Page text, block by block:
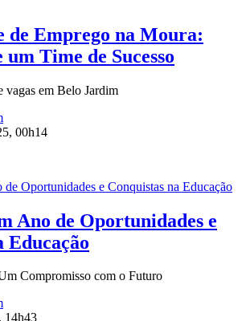
de Emprego na Moura:
Time de Sucesso
vagas em Belo Jardim
00h14
Ano de Oportunidades e
Educação
Compromisso com o Futuro
14h43